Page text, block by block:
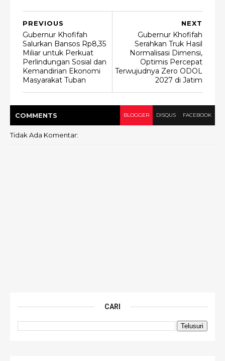
NEXT
Gubernur Khofifah
Serahkan Truk Hasil
Normalisasi Dimensi,
Optimis Percepat
Terwujudnya Zero ODOL
2027 di Jatim
PREVIOUS
Gubernur Khofifah
Salurkan Bansos Rp8,35
Miliar untuk Perkuat
Perlindungan Sosial dan
Kemandirian Ekonomi
Masyarakat Tuban
COMMENTS BLOGGER DISQUS FACEBOOK
Tidak Ada Komentar:
CARI